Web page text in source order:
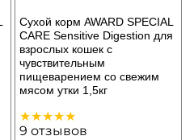
Сухой корм AWARD SPECIAL
CARE Sensitive Digestion для
взрослых кошек с
чувствительным
пищеварением со свежим
мясом утки 1,5кг
9 отзывов